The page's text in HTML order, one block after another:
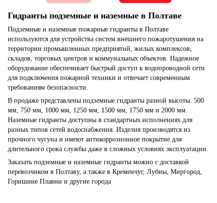
Гидранты подземные и наземные в Полтаве
Подземные и наземные пожарные гидранты в Полтаве
используются для устройства систем внешнего пожаротушения на
территории промышленных предприятий, жилых комплексов,
складов, торговых центров и коммунальных объектов. Надежное
оборудование обеспечивает быстрый доступ к водопроводной сети
для подключения пожарной техники и отвечает современным
требованиям безопасности.
В продаже представлены подземные гидранты разной высоты: 500
мм, 750 мм, 1000 мм, 1250 мм, 1500 мм, 1750 мм и 2000 мм.
Наземные гидранты доступны в стандартных исполнениях для
разных типов сетей водоснабжения. Изделия производятся из
прочного чугуна и имеют антикоррозионное покрытие для
длительного срока службы даже в сложных условиях эксплуатации.
Заказать подземные и наземные гидранты можно с доставкой
перевозчиком в Полтаву, а также в Кременчуг, Лубны, Миргород,
Горишние Плавни и другие города